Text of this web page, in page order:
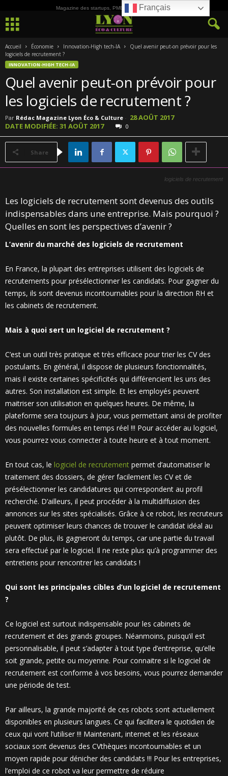
Magazine des startups, PME, ETI et de la Culture
Accueil Économie Innovation-High tech-IA
Quel avenir peut-on prévoir pour les
logiciels de recrutement ?
INNOVATION-HIGH TECH-IA
Quel avenir peut-on prévoir pour
les logiciels de recrutement ?
Par Rédac Magazine Lyon Éco & Culture - 28 AOÛT 2017
DATE MODIFIÉE: 31 AOÛT 2017
0
Share
logiciels de recrutement
Les logiciels de recrutement sont devenus des outils
indispensables dans une entreprise. Mais pourquoi ?
Quelles en sont les perspectives d’avenir ?
L’avenir du marché des logiciels de recrutement
En France, la plupart des entreprises utilisent des logiciels de
recrutements pour présélectionner les candidats. Pour gagner du
temps, ils sont devenus incontournables pour la direction RH et
les cabinets de recrutement.
Mais à quoi sert un logiciel de recrutement ?
C’est un outil très pratique et très efficace pour trier les CV des
postulants. En général, il dispose de plusieurs fonctionnalités,
mais il existe certaines spécificités qui différencient les uns des
autres. Son installation est simple. Et les employés peuvent
maitriser son utilisation en quelques heures. De même, la
plateforme sera toujours à jour, vous permettant ainsi de profiter
des nouvelles formules en temps réel !!! Pour accéder au logiciel,
vous pourrez vous connecter à toute heure et à tout moment.
En tout cas, le logiciel de recrutement permet d’automatiser le
traitement des dossiers, de gérer facilement les CV et de
présélectionner les candidatures qui correspondent au profil
recherché. D’ailleurs, il peut procéder à la multidiffusion des
annonces sur les sites spécialisés. Grâce à ce robot, les recruteurs
peuvent optimiser leurs chances de trouver le candidat idéal au
plutôt. De plus, ils gagneront du temps, car une partie du travail
sera effectué par le logiciel. Il ne reste plus qu’à programmer des
entretiens pour rencontrer les candidats !
Qui sont les principales cibles d’un logiciel de recrutement
?
Ce logiciel est surtout indispensable pour les cabinets de
recrutement et des grands groupes. Néanmoins, puisqu’il est
personnalisable, il peut s’adapter à tout type d’entreprise, qu’elle
soit grande, petite ou moyenne. Pour connaitre si le logiciel de
recrutement est conforme à vos besoins, vous pourrez demander
une période de test.
Par ailleurs, la grande majorité de ces robots sont actuellement
disponibles en plusieurs langues. Ce qui facilitera le quotidien de
ceux qui vont l’utiliser !!! Maintenant, internet et les réseaux
sociaux sont devenus des CVthèques incontournables et un
moyen rapide pour dénicher des candidats !!! Pour les entreprises,
l’emploi de ce robot va leur permettre de réduire
Français